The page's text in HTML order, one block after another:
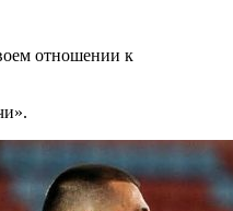
отношении к